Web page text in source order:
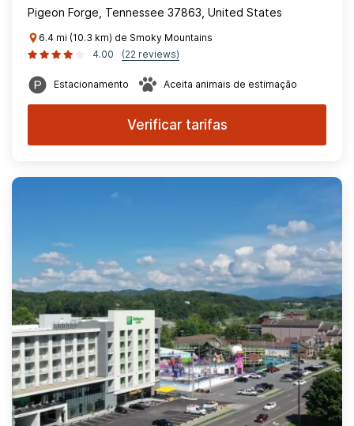
Pigeon Forge, Tennessee 37863, United States
6.4 mi (10.3 km) de Smoky Mountains
4.00
(22 reviews)
Estacionamento Aceita animais de estimação
Verificar tarifas